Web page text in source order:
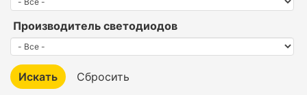
Производитель светодиодов